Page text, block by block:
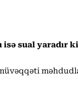
sual yaradır